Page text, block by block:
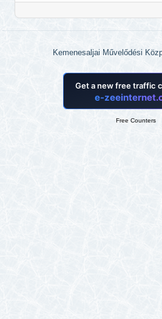
Kemenesaljai Művelődési
Free Counters